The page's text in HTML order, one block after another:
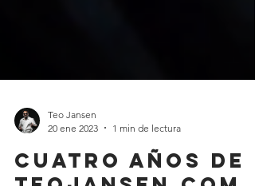
Teo Jansen
20 ene 2023
1 min de lectura